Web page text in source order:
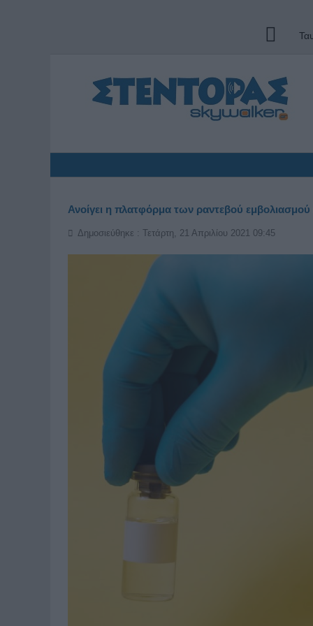
Ανοίγει η πλατφόρμα των ραντεβού
Δημοσιεύθηκε : Τετάρτη, 21 Απριλίου 2021 09:45